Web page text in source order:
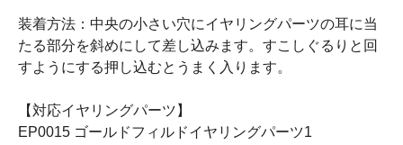
装着方法：中央の小さい穴にイヤリングパーツの耳に当
たる部分を斜めにして差し込みます。すこしぐるりと回
すようにする押し込むとうまく入ります。
【対応イヤリングパーツ】
EP0015 ゴールドフィルドイヤリングパーツ1